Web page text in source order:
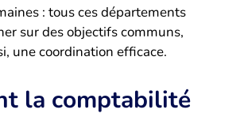
: tous ces départements
sur des objectifs communs,
une coordination efficace.
la comptabilité